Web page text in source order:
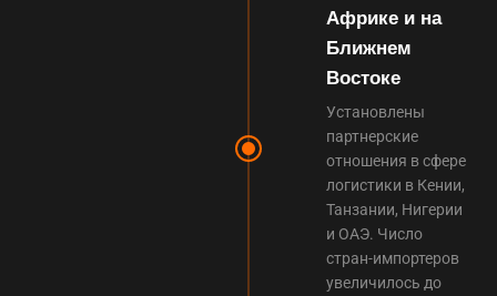
Африке и на
Ближнем
Востоке
Установлены
партнерские
отношения в сфере
логистики в Кении,
Танзании, Нигерии
и ОАЭ. Число
стран-импортеров
увеличилось до